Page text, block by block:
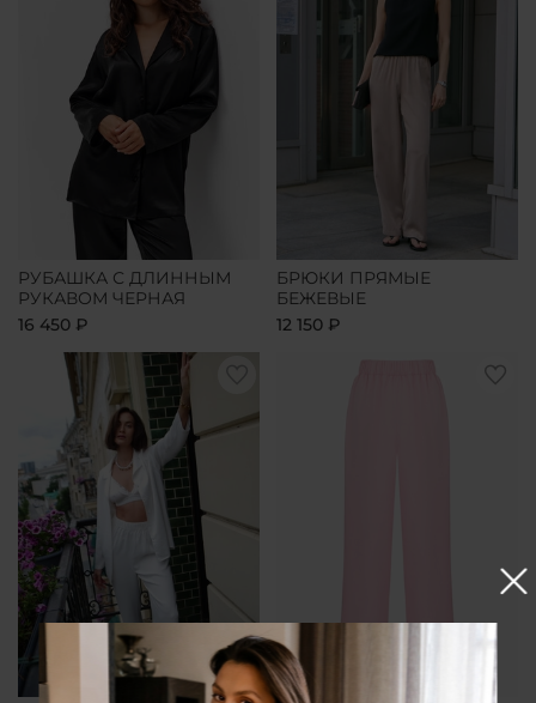
РУБАШКА С ДЛИННЫМ
РУКАВОМ ЧЕРНАЯ
16 450 ₽
БРЮКИ ПРЯМЫЕ
БЕЖЕВЫЕ
12 150 ₽